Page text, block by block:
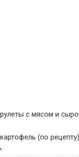
с мясом и
(по